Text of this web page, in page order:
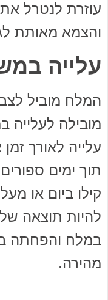
עוזרת לנטרל
והצמא מאותת
עלייה
המלח מוביל
מובילה
עלייה לאורך
תוך ימים
להיות תוצאה
במלח והפחתה
מהירה.